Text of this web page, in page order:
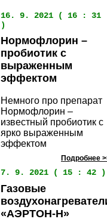
16. 9. 2021 ( 16 : 31
)
Нормофлорин –
пробиотик с
выраженным
эффектом
Немного про препарат
Нормофлорин –
известный пробиотик с
ярко выраженным
эффектом
Подробнее
7. 9. 2021 ( 15 : 42 )
Газовые
«АЭРТОН-Н»